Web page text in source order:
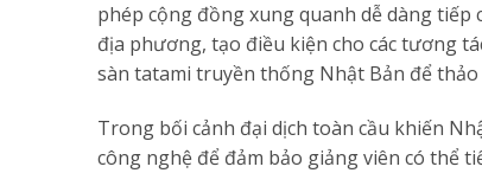
phép cộng đồng xung quanh dễ dàng tiếp
địa phương, tạo điều kiện cho các tương
sàn tatami truyền thống Nhật Bản để
Trong bối cảnh đại dịch toàn cầu khiến
công nghệ để đảm bảo giảng viên có thể